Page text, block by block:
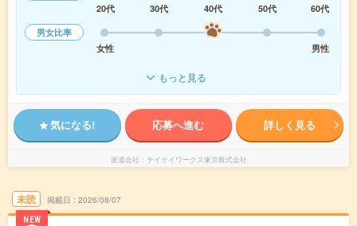
20代
30代 40代 50代
60代
男女比率
女性
男性
もっと見る
気になる! 応募へ進む 詳しく見る
派遣会社 テイケイワークス東京株式会社
未読
NEW
掲載日 2026/08/07